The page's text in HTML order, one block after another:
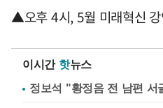
▲오후 4시, 5월 미래혁신 강
이시간 핫뉴스
정보석 "황정음 전 남편